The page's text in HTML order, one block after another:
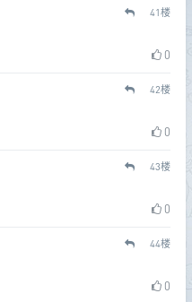
41楼
0
42楼
0
43楼
0
44楼
0